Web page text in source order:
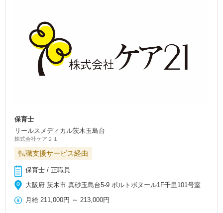
保育士
リールスメディカル茨木玉島台
株式会社ケア２１
転職支援サービス経由
保育士 / 正職員
大阪府 茨木市 真砂玉島台5-9 ポルトボヌール1F千里101号室
月給 211,000円 ～213,000円